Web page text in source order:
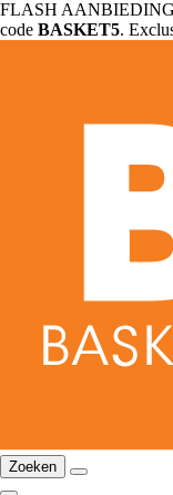
FLASH AANBIEDING:
code BASKET5.
Zoeken